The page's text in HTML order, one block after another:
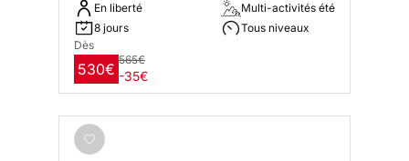
En liberté
8 jours
Multi-activités été
Tous niveaux
Dès
530€
565€
-35€